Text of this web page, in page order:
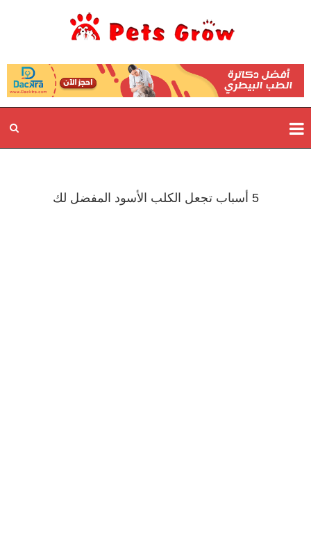
5 أسباب تجعل الكلب الأسود المفضل لك